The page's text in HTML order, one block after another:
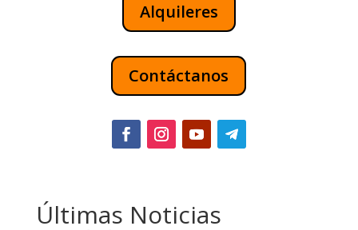
Alquileres
Contáctanos
Últimas Noticias